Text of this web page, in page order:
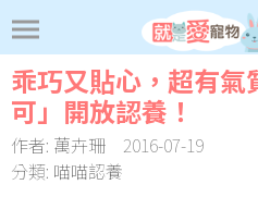
乖巧又貼心，超有氣
可」開放認養！
作者: 萬卉珊
2016-07-19
分類: 喵喵認養